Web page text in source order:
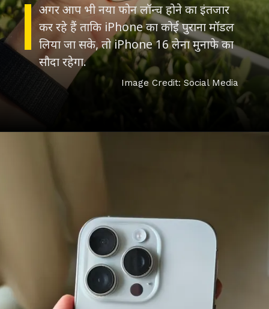
अगर आप भी नया फोन लॉन्च होने का इंतजार
कर रहे हैं ताकि iPhone का कोई पुराना मॉडल
लिया जा सके, तो iPhone 16 लेना मुनाफे का
सौदा रहेगा.
Image Credit: Social Media